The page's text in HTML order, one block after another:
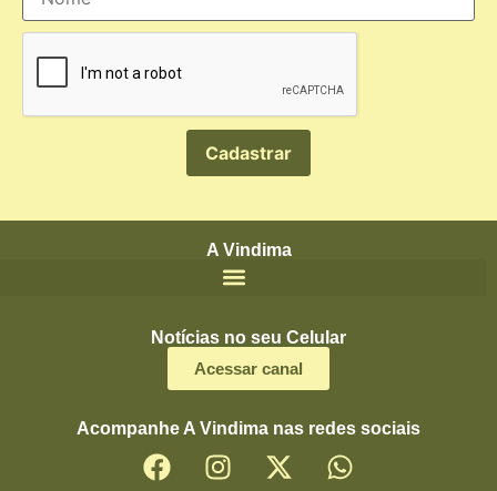
A Vindima
Notícias no seu Celular
Acessar canal
Acompanhe A Vindima nas redes sociais